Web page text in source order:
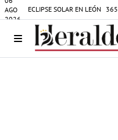
AGO
2026
ECLIPSE SOLAR EN LEÓN 365